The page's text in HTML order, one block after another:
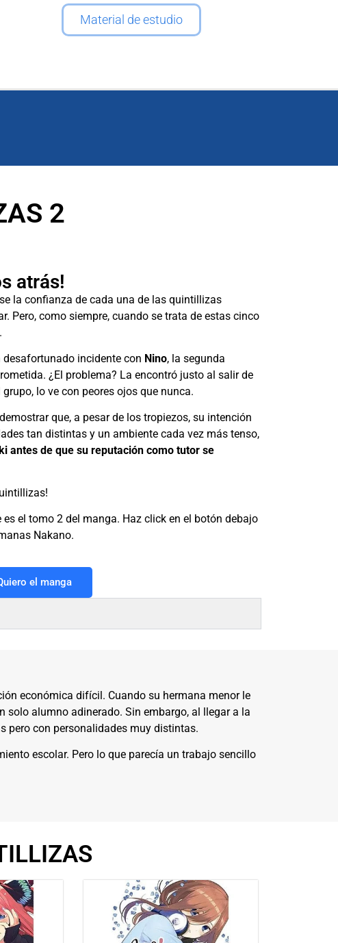
Material de estudio
2
atrás!
la confianza de cada una de las quintillizas
Pero, como siempre, cuando se trata de estas cinco
incidente con Nino, la segunda
¿El problema? La encontró justo al salir de
lo ve con peores ojos que nunca.
que, a pesar de los tropiezos, su intención
tan distintas y un ambiente cada vez más tenso,
antes de que su reputación como tutor se
el tomo 2 del manga. Haz click en el botón debajo
Nakano.
el manga
económica difícil. Cuando su hermana menor le
alumno adinerado. Sin embargo, al llegar a la
pero con personalidades muy distintas.
escolar. Pero lo que parecía un trabajo sencillo